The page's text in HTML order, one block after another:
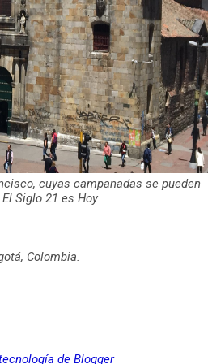
cuyas campanadas se pueden
Siglo 21 es Hoy
Colombia.
de Blogger